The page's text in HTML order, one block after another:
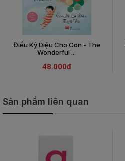
Điều Kỳ Diệu Cho Con - The
Wonderful ...
48.000đ
Sản phẩm liên quan